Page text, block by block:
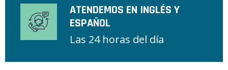
ATENDEMOS EN INGLÉS Y
ESPAÑOL
Las 24 horas del día